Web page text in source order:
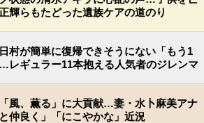
輝らもたどった遺族ケアの道のり
村が簡単に復帰できそうにない「もう1
レギュラー11本抱える人気者のジレンマ
風、薫る」に大貢献…妻・水卜麻美アナ
仲良く」「にこやかな」近況